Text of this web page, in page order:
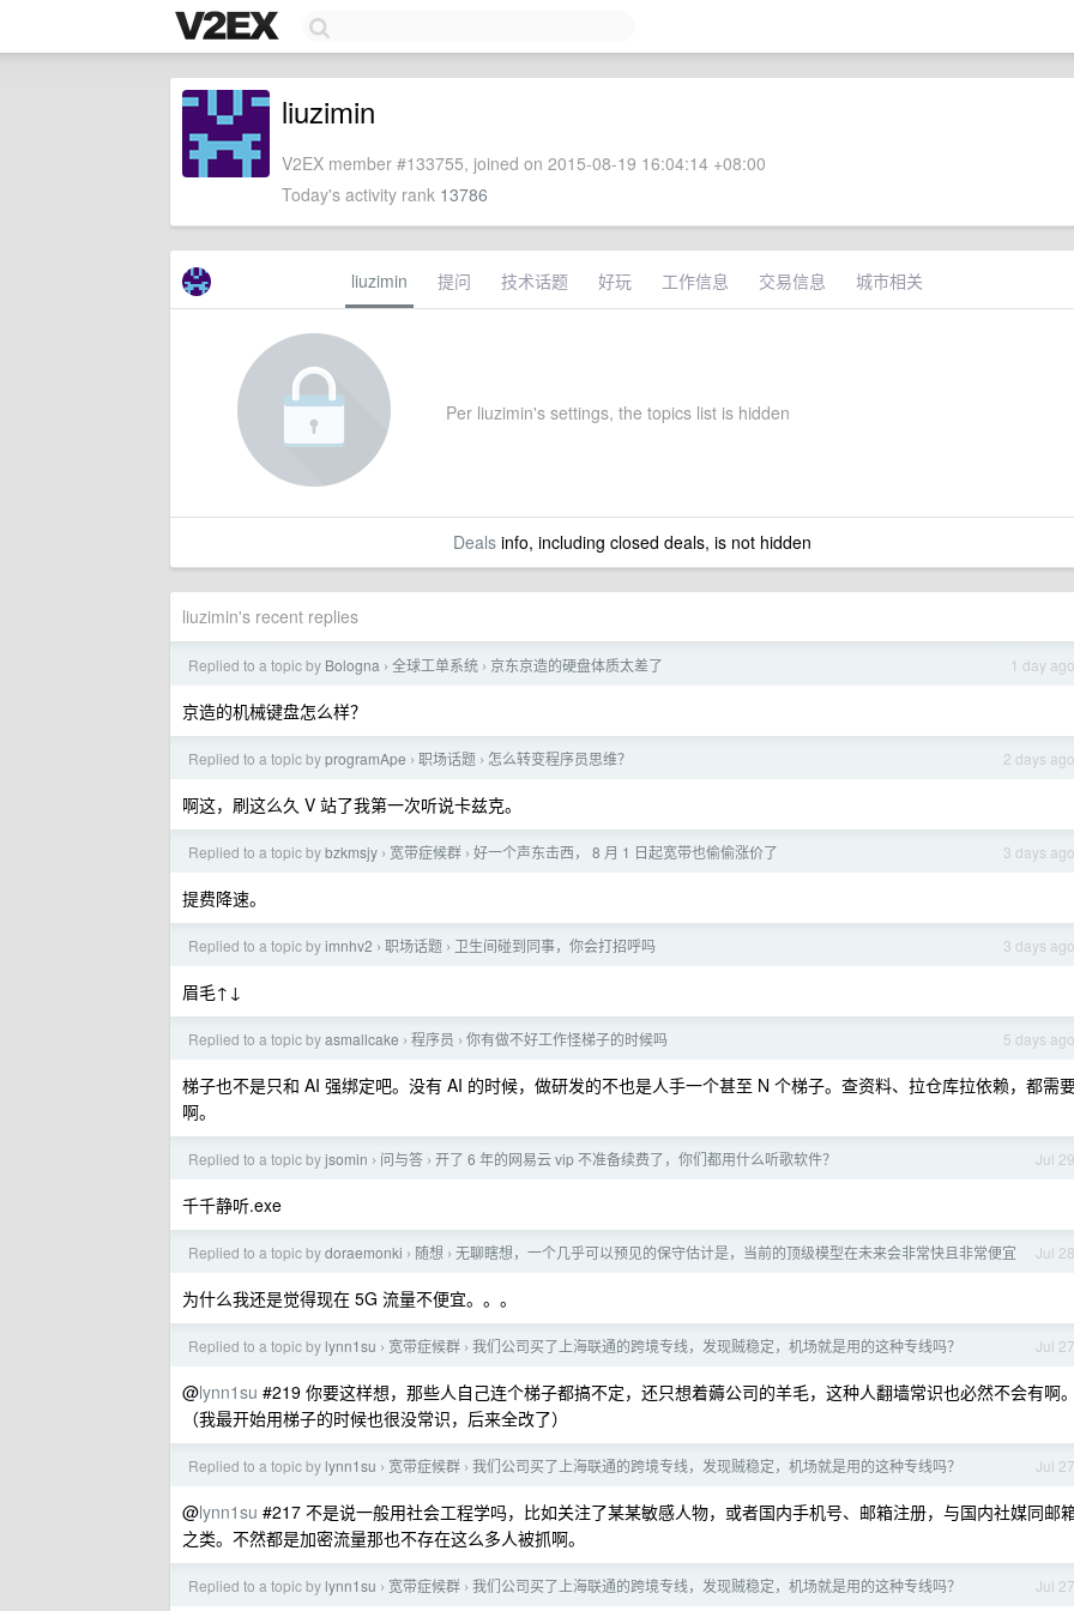
liuzimin
V2EX member #133755, joined on 2015-08-19 16:04:14 +08:00
Today's activity rank 13786
liuzimin 提问 技术话题 好玩 工作信息 交易信息 城市相关
Per liuzimin's settings, the topics list is hidden
Dealsinfo, including closed deals, is not hidden
liuzimin's recent replies
1 day ago
Replied to a topic by Bologna › 全球工单系统 › 京东京造的硬盘体质太差了
京造的机械键盘怎么样？
2 days ago
Replied to a topic byprogramApe › 职场话题 › 怎么转变程序员思维？
啊这，刷这么久 V 站了我第一次听说卡兹克。
3 days ago
Replied to a topic bybzkmsjy › 宽带症候群 › 好一个声东击西， 8 月 1 日起宽带也偷偷涨价了
提费降速。
3 days ago
Replied to a topic byimnhv2 › 职场话题 › 卫生间碰到同事，你会打招呼吗
眉毛↑↓
5 days ago
Replied to a topic byasmallcake › 程序员 › 你有做不好工作怪梯子的时候吗
梯子也不是只和 AI 强绑定吧。没有 AI 的时候，做研发的不也是人手一个甚至 N 个梯子。查资料、拉仓库拉依赖，都需
啊。
Jul 29
Replied to a topic byjsomin › 问与答 › 开了 6 年的网易云 vip 不准备续费了，你们都用什么听歌软件？
千千静听.exe
Jul 28
Replied to a topic bydoraemonki › 随想 › 无聊瞎想，一个几乎可以预见的保守估计是，当前的顶级模型在未来会非常快且非常便宜
为什么我还是觉得现在 5G 流量不便宜。。。
Jul 27
Replied to a topic by lynn1su › 宽带症候群 › 我们公司买了上海联通的跨境专线，发现贼稳定，机场就是用的这种专线吗？
@lynn1su #219 你要这样想，那些人自己连个梯子都搞不定，还只想着薅公司的羊毛，这种人翻墙常识也必然不会有啊。
（我最开始用梯子的时候也很没常识，后来全改了）
Jul 27
Replied to a topic by lynn1su › 宽带症候群 › 我们公司买了上海联通的跨境专线，发现贼稳定，机场就是用的这种专线吗？
@lynn1su #217 不是说一般用社会工程学吗，比如关注了某某敏感人物，或者国内手机号、邮箱注册，与国内社媒同邮
之类。不然都是加密流量那也不存在这么多人被抓啊。
Jul 27
Replied to a topic by lynn1su › 宽带症候群 › 我们公司买了上海联通的跨境专线，发现贼稳定，机场就是用的这种专线吗？